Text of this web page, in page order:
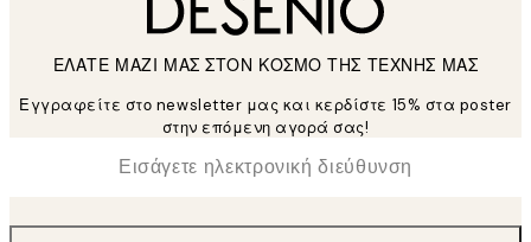
ΕΛΑΤΕ ΜΑΖΙ ΜΑΣ ΣΤΟΝ ΚΟΣΜΟ ΤΗΣ ΤΕΧΝΗΣ ΜΑΣ
Εγγραφείτε στο newsletter μας και κερδίστε 15% στα poster
στην επόμενη αγορά σας!
Ηλεκτρονική Διεύθυνση